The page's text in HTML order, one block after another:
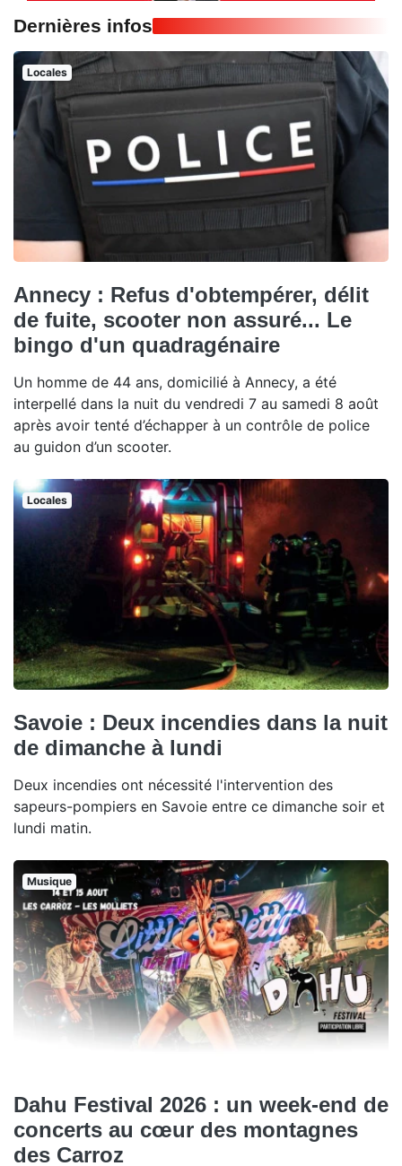
Dernières infos
Locales
Annecy : Refus d'obtempérer, délit
de fuite, scooter non assuré... Le
bingo d'un quadragénaire
Un homme de 44 ans, domicilié à Annecy, a été
interpellé dans la nuit du vendredi 7 au samedi 8 août
après avoir tenté d’échapper à un contrôle de police
au guidon d’un scooter.
Locales
Savoie : Deux incendies dans la nuit
de dimanche à lundi
Deux incendies ont nécessité l'intervention des
sapeurs-pompiers en Savoie entre ce dimanche soir et
lundi matin.
Musique
Dahu Festival 2026 : un week-end de
concerts au cœur des montagnes
des Carroz